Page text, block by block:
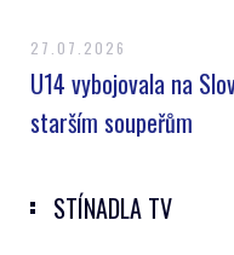
27.07.2026
U14 vybojovala na
starším soupeřům
STÍNADLA TV